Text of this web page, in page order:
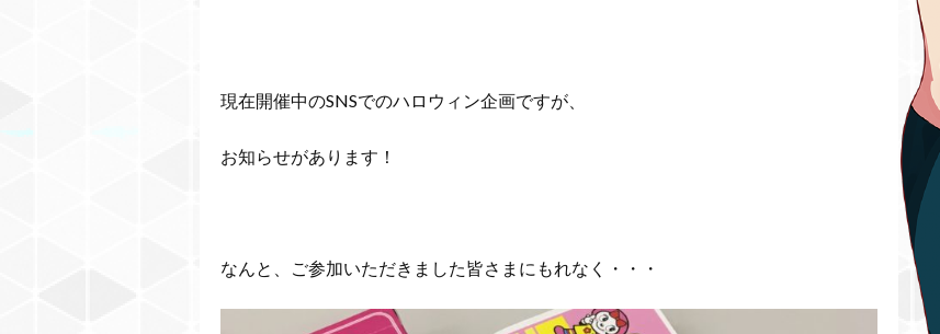
現在開催中のSNSでのハロウィン企画ですが、
お知らせがあります！
なんと、ご参加いただきました皆さまにもれなく・・・